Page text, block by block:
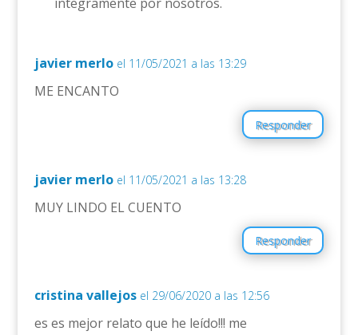
javier merlo el 11/05/2021 a las 13:29
ME ENCANTO
Responder
javier merlo el 11/05/2021 a las 13:28
MUY LINDO EL CUENTO
Responder
cristina vallejos el 29/06/2020 a las 12:56
es es mejor relato que he leído!!! me